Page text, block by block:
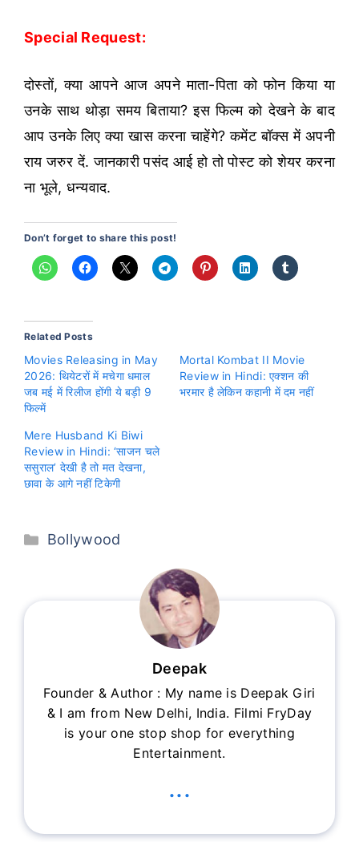
Special Request:
दोस्तों, क्या आपने आज अपने माता-पिता को फोन किया या
उनके साथ थोड़ा समय बिताया? इस फिल्म को देखने के बाद
आप उनके लिए क्या खास करना चाहेंगे? कमेंट बॉक्स में अपनी
राय जरुर दें. जानकारी पसंद आई हो तो पोस्ट को शेयर करना
ना भूले, धन्यवाद.
Don’t forget to share this post!
Related Posts
Movies Releasing in May
2026: थियेटरों में मचेगा धमाल
जब मई में रिलीज होंगी ये बड़ी 9
फिल्में
Mortal Kombat II Movie
Review in Hindi: एक्शन की
भरमार है लेकिन कहानी में दम नहीं
Mere Husband Ki Biwi
Review in Hindi: ‘साजन चले
ससुराल’ देखी है तो मत देखना,
छावा के आगे नहीं टिकेगी
Categories
Bollywood
Deepak
Founder & Author : My name is Deepak Giri
& I am from New Delhi, India. Filmi FryDay
is your one stop shop for everything
Entertainment.
...